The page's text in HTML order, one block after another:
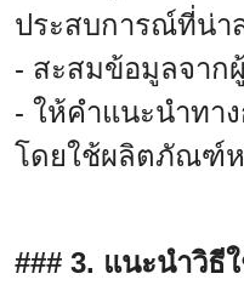
ประสบการณ์ที่น่า
- สะสมข้อมูลจาก
- ให้คำแนะนำทา
โดยใช้ผลิตภัณฑ์ห
### 3. แนะนำวิธี